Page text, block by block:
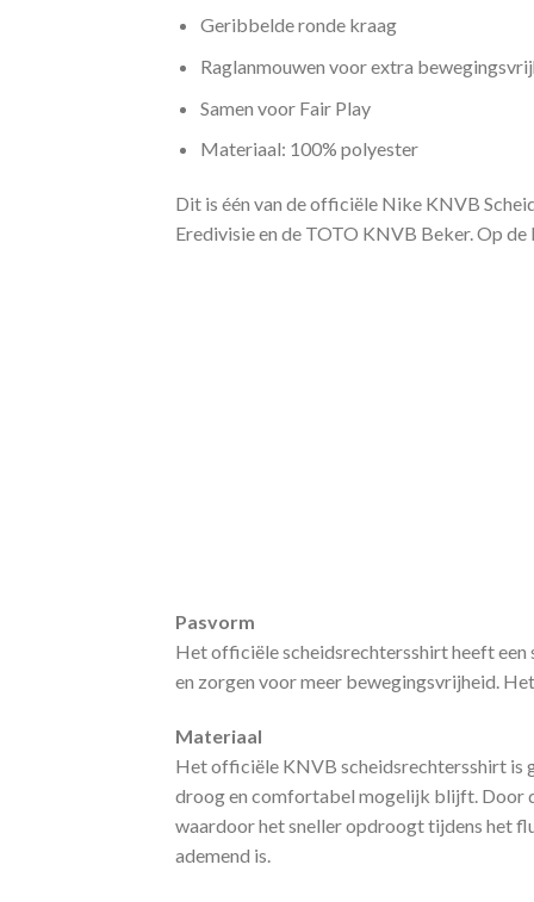
Geribbelde ronde kraag
Raglanmouwen voor extra
Samen voor Fair Play
Materiaal: 100% polyester
Dit is één van de officiële Nike KNVB
Eredivisie en de TOTO KNVB Beker. Op
Pasvorm
Het officiële scheidsrechtersshirt heeft een
en zorgen voor meer bewegingsvrijheid.
Materiaal
Het officiële KNVB scheidsrechtersshirt is
droog en comfortabel mogelijk blijft. Door
waardoor het sneller opdroogt tijdens het
ademend is.